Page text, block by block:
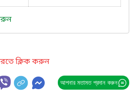
ক্লিক করুন
আপনার মতামত প্রদান করুন